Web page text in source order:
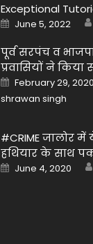
Exceptional
Posted
on
June 5, 2022
पूर्व सरपंच व
प्रवासियों ने किया
Posted
on
February 29, 2020
shrawan singh
#CRIME जालोर में
हथियार के साथ
Posted
on
June 4, 2020